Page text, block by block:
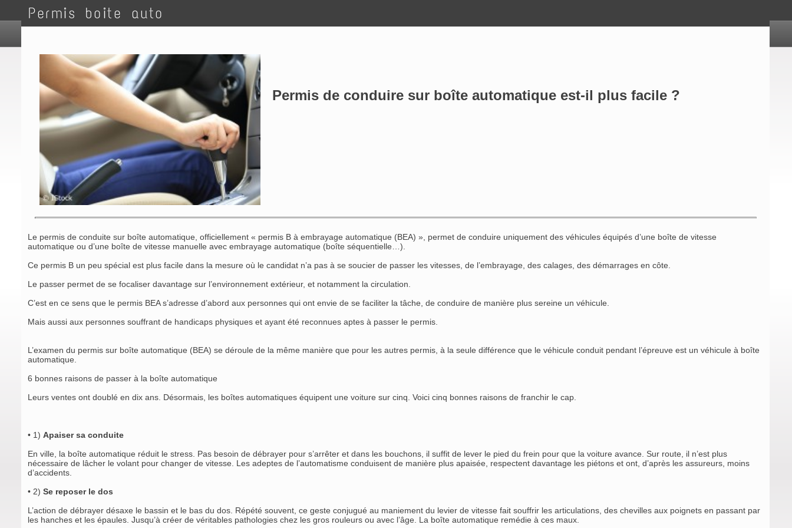
Permis boite auto
Permis de conduire sur boîte automatique est-il plus facile ?
Le permis de conduite sur boîte automatique, officiellement « permis B à embrayage automatique (BEA) », permet de conduire uniquement des véhicules équipés d’une boîte de vitesse
automatique ou d’une boîte de vitesse manuelle avec embrayage automatique (boîte séquentielle…).
Ce permis B un peu spécial est plus facile dans la mesure où le candidat n’a pas à se soucier de passer les vitesses, de l’embrayage, des calages, des démarrages en côte.
Le passer permet de se focaliser davantage sur l’environnement extérieur, et notamment la circulation.
C’est en ce sens que le permis BEA s’adresse d’abord aux personnes qui ont envie de se faciliter la tâche, de conduire de manière plus sereine un véhicule.
Mais aussi aux personnes souffrant de handicaps physiques et ayant été reconnues aptes à passer le permis.
L’examen du permis sur boîte automatique (BEA) se déroule de la même manière que pour les autres permis, à la seule différence que le véhicule conduit pendant l’épreuve est un véhicule à boîte
automatique.
6 bonnes raisons de passer à la boîte automatique
Leurs ventes ont doublé en dix ans. Désormais, les boîtes automatiques équipent une voiture sur cinq. Voici cinq bonnes raisons de franchir le cap.
• 1)Apaiser sa conduite
En ville, la boîte automatique réduit le stress. Pas besoin de débrayer pour s’arrêter et dans les bouchons, il suffit de lever le pied du frein pour que la voiture avance. Sur route, il n’est plus
nécessaire de lâcher le volant pour changer de vitesse. Les adeptes de l’automatisme conduisent de manière plus apaisée, respectent davantage les piétons et ont, d’après les assureurs, moins
d’accidents.
• 2)Se reposer le dos
L’action de débrayer désaxe le bassin et le bas du dos. Répété souvent, ce geste conjugué au maniement du levier de vitesse fait souffrir les articulations, des chevilles aux poignets en passant par
les hanches et les épaules. Jusqu’à créer de véritables pathologies chez les gros rouleurs ou avec l’âge. La boîte automatique remédie à ces maux.